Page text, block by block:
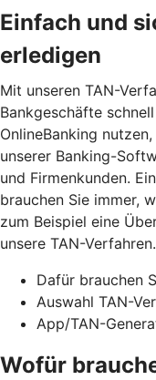
Einfach und
erledigen
Mit unseren TAN-
Bankgeschäfte
OnlineBanking
unserer Banking-
und Firmenkunden.
brauchen Sie immer,
zum Beispiel eine
unsere TAN-Verfahren.
Dafür brauchen
Auswahl TAN-
App/TAN-
Wofür